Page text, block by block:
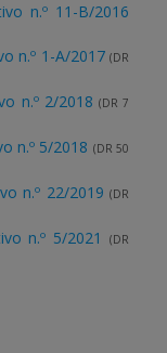
n.º 11-B/2016
n.º 1-A/2017 (DR
n.º 2/2018 (DR 7
n.º 5/2018 (DR 50
n.º 22/2019 (DR
n.º 5/2021
(DR